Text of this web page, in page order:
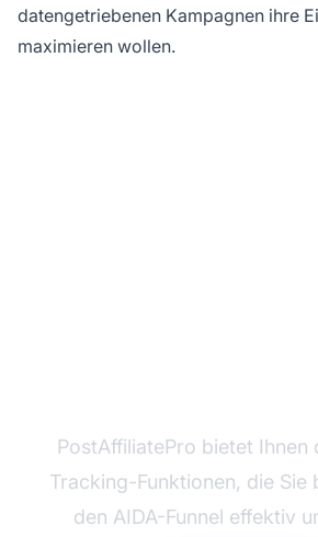
datengetriebenen Kampagnen ihre
maximieren wollen.
PostAffiliatePro bietet Ihnen
Tracking-Funktionen, die Sie
den AIDA-Funnel effektiv